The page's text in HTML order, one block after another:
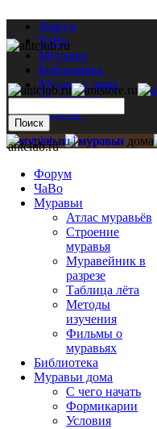
Форум
ЧаВо
Муравьи
Библиотека
Муравьи дома
Мастерская
Каталог
antclub.ru
Форум
ЧаВо
Муравьи
Атлас муравьёв
Строение
муравья
Муравейник в
разрезе
Таблица лёта
Методы
изучения
Фильмы о
муравьях
Библиотека
Муравьи дома
С чего начать
Формикарии
Условия